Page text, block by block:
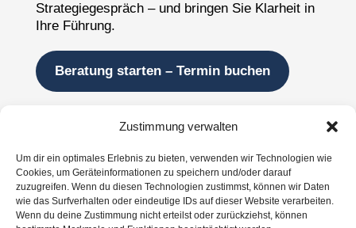
Zustimmung verwalten
Um dir ein optimales Erlebnis zu bieten, verwenden wir Technologien wie
Cookies, um Geräteinformationen zu speichern und/oder darauf
zuzugreifen. Wenn du diesen Technologien zustimmst, können wir Daten
wie das Surfverhalten oder eindeutige IDs auf dieser Website verarbeiten.
Wenn du deine Zustimmung nicht erteilst oder zurückziehst, können
Strategiegespräch – und bringen Sie Klarheit in
Ihre Führung.
Beratung starten – Termin buchen
Unternehmensressourcen
Wer hinter der Wirkung steht
Lösungen für Unternehmen
Ergebnisse, die überzeugen